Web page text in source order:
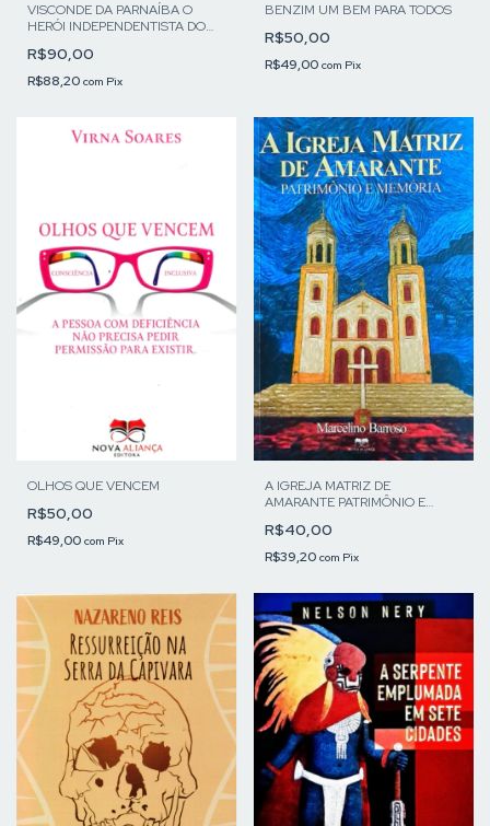
VISCONDE DA PARNAÍBA O
HERÓI INDEPENDENTISTA DO
R$90,00
R$88,20 com Pix
BENZIM UM BEM PARA TODOS
R$50,00
R$49,00 com Pix
OLHOS QUE VENCEM
R$50,00
R$49,00 com Pix
A IGREJA MATRIZ DE
AMARANTE PATRIMÔNIO E
R$40,00
R$39,20 com Pix